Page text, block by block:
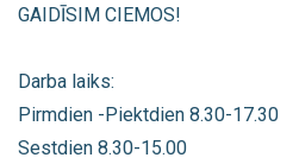
GAIDĪSIM CIEMOS!
Darba laiks:
Pirmdien -Piektdien 8.30-17.30
Sestdien 8.30-15.00